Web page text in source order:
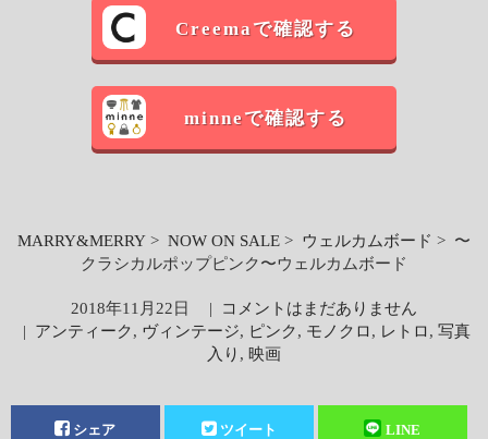
Creemaで確認する
minneで確認する
MARRY&MERRY > NOW ON SALE > ウェルカムボード > 〜
クラシカルポップピンク〜ウェルカムボード
2018年11月22日 |
コメントはまだありません
| アンティーク, ヴィンテージ, ピンク, モノクロ , レトロ , 写真
入り , 映画
シェア ツイート LINE